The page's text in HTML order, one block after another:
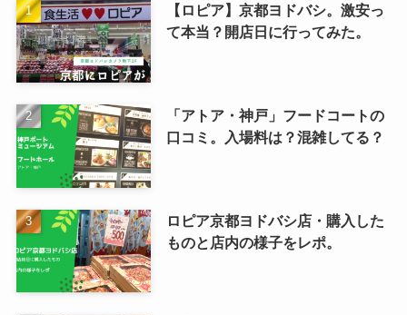
【ロピア】京都ヨドバシ。激安っ
て本当？開店日に行ってみた。
「アトア・神戸」フードコートの
口コミ。入場料は？混雑してる？
ロピア京都ヨドバシ店・購入した
ものと店内の様子をレポ。